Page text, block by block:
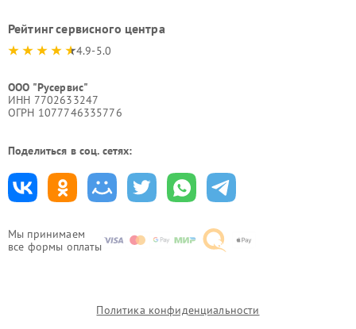
Мы принимаем
все формы оплаты
Рейтинг сервисного центра
4.9-5.0
ООО "Русервис"
ИНН 7702633247
ОГРН 1077746335776
Поделиться в соц. сетях:
Политика конфиденциальности